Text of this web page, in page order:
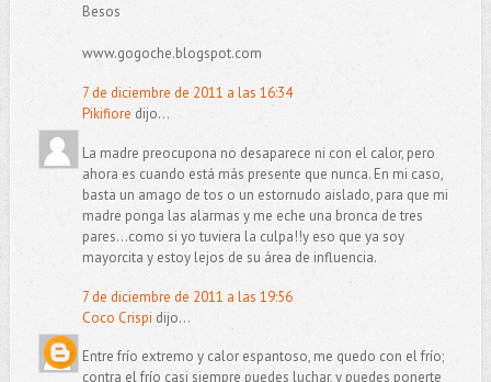
Besos
www.gogoche.blogspot.com
7 de diciembre de 2011 a las 16:34
Pikifiore dijo...
La madre preocupona no desaparece ni con el calor, pero
ahora es cuando está más presente que nunca. En mi caso,
basta un amago de tos o un estornudo aislado, para que mi
madre ponga las alarmas y me eche una bronca de tres
pares...como si yo tuviera la culpa!!y eso que ya soy
mayorcita y estoy lejos de su área de influencia.
7 de diciembre de 2011 a las 19:56
Coco Crispi dijo...
Entre frío extremo y calor espantoso, me quedo con el frío;
contra el frío casi siempre puedes luchar, y puedes ponerte